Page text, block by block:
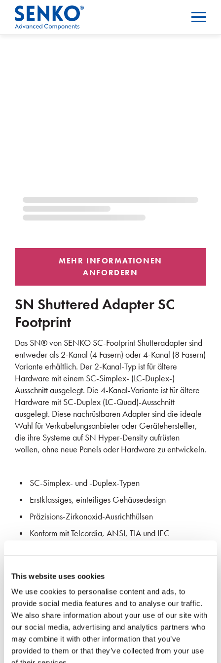
This website uses cookies
We use cookies to personalise content and ads, to
provide social media features and to analyse our traffic.
We also share information about your use of our site with
our social media, advertising and analytics partners who
may combine it with other information that you’ve
provided to them or that they’ve collected from your use
SN Shuttered Adapter SC
Footprint
Das SN® von SENKO SC-Footprint Shutteradapter sind
entweder als 2-Kanal (4 Fasern) oder 4-Kanal (8 Fasern)
Variante erhältlich. Der 2-Kanal-Typ ist für ältere
Hardware mit einem SC-Simplex- (LC-Duplex-)
Ausschnitt ausgelegt. Die 4-Kanal-Variante ist für ältere
Hardware mit SC-Duplex (LC-Quad)-Ausschnitt
ausgelegt. Diese nachrüstbaren Adapter sind die ideale
Wahl für Verkabelungsanbieter oder Gerätehersteller,
die ihre Systeme auf SN Hyper-Density aufrüsten
wollen, ohne neue Panels oder Hardware zu entwickeln.
SC-Simplex- und -Duplex-Typen
Erstklassiges, einteiliges Gehäusedesign
Präzisions-Zirkonoxid-Ausrichthülsen
Konform mit Telcordia, ANSI, TIA und IEC